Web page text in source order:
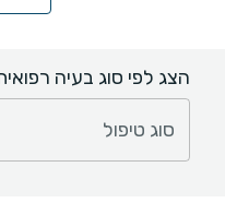
הצג לפי סוג בעיה
סוג טיפול